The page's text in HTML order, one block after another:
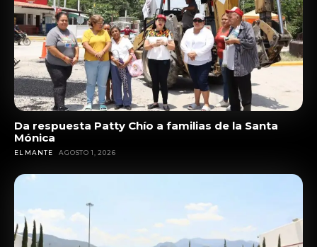
Da respuesta Patty Chío a familias de la Santa
Mónica
EL MANTE AGOSTO 1, 2026